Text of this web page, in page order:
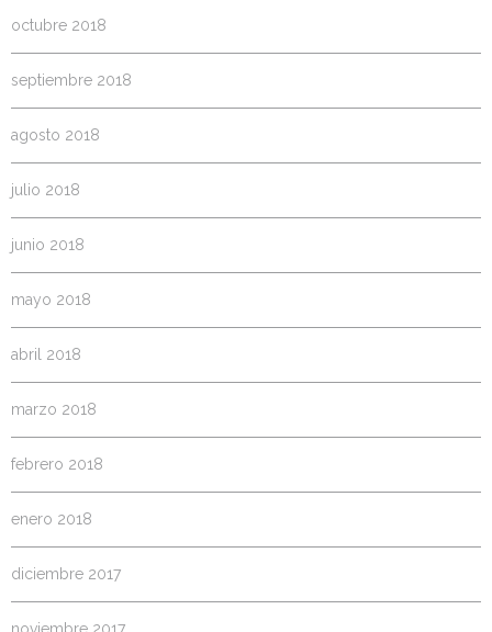
octubre 2018
septiembre 2018
agosto 2018
julio 2018
junio 2018
mayo 2018
abril 2018
marzo 2018
febrero 2018
enero 2018
diciembre 2017